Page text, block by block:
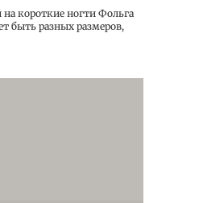
короткие ногти Фольга
быть разных размеров,